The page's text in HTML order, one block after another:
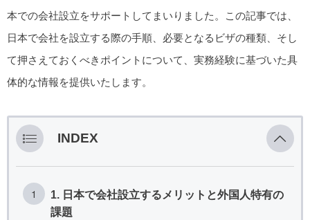
本での会社設立をサポートしてまいりました。この記事では、
日本で会社を設立する際の手順、必要となるビザの種類、そし
て押さえておくべきポイントについて、実務経験に基づいた具
体的な情報を提供いたします。
INDEX
1. 日本で会社設立するメリットと外国人特有の
課題